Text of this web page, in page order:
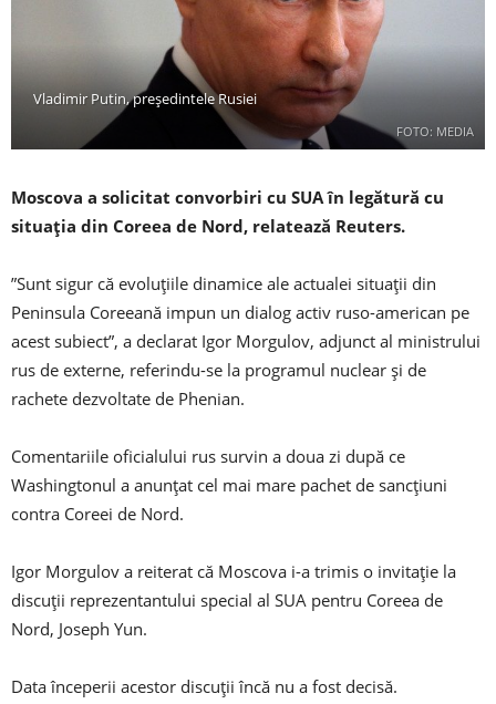
FOTO: MEDIA
Vladimir Putin, președintele Rusiei
Moscova a solicitat convorbiri cu SUA în legătură cu
situaţia din Coreea de Nord, relatează Reuters.
”Sunt sigur că evoluţiile dinamice ale actualei situaţii din
Peninsula Coreeană impun un dialog activ ruso-american pe
acest subiect”, a declarat Igor Morgulov, adjunct al ministrului
rus de externe, referindu-se la programul nuclear şi de
rachete dezvoltate de Phenian.
Comentariile oficialului rus survin a doua zi după ce
Washingtonul a anunţat cel mai mare pachet de sancţiuni
contra Coreei de Nord.
Igor Morgulov a reiterat că Moscova i-a trimis o invitaţie la
discuţii reprezentantului special al SUA pentru Coreea de
Nord, Joseph Yun.
Data începerii acestor discuţii încă nu a fost decisă.